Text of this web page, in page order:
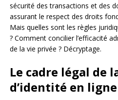
sécurité des transactions et des
assurant le respect des droits
Mais quelles sont les règles
? Comment concilier l’efficacité
de la vie privée ? Décryptage.
Le cadre légal de
d’identité en ligne